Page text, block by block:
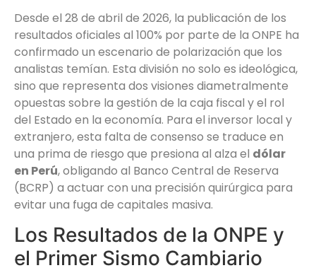
Desde el 28 de abril de 2026, la publicación de los
resultados oficiales al 100% por parte de la ONPE ha
confirmado un escenario de polarización que los
analistas temían. Esta división no solo es ideológica,
sino que representa dos visiones diametralmente
opuestas sobre la gestión de la caja fiscal y el rol
del Estado en la economía. Para el inversor local y
extranjero, esta falta de consenso se traduce en
una prima de riesgo que presiona al alza el dólar
en Perú, obligando al Banco Central de Reserva
(BCRP) a actuar con una precisión quirúrgica para
evitar una fuga de capitales masiva.
Los Resultados de la ONPE y
el Primer Sismo Cambiario